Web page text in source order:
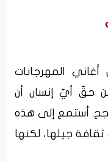
المهرجانات
"من حقّ أيّ إنسان أن
أستمع إلى هذه
ثقافة جيلها، لكنها